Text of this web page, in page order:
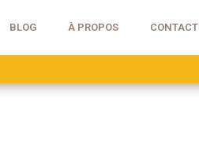
BLOG À PROPOS CONTACT